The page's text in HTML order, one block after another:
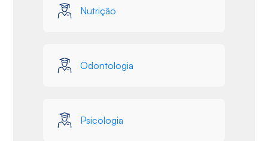
Nutrição
Odontologia
Psicologia